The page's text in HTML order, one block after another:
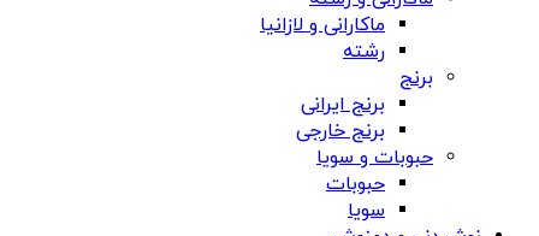
ماکارانی و لازانیا
رشته
برنج
برنج ایرانی
برنج خارجی
حبوبات و سویا
حبوبات
سویا